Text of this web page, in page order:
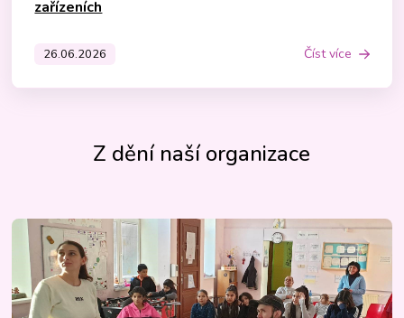
zařízeních
26.06.2026 Číst více
Z dění naší organizace